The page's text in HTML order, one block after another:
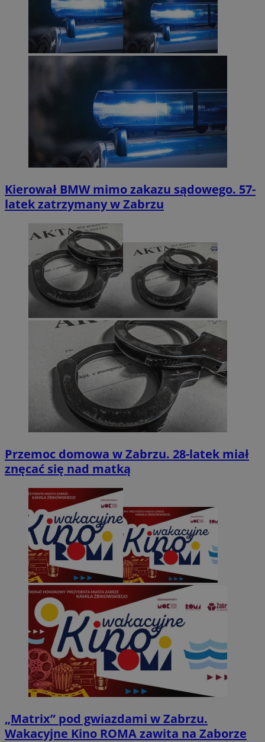
Kierował BMW mimo zakazu sądowego. 57-
latek zatrzymany w Zabrzu
Przemoc domowa w Zabrzu. 28-latek miał
znęcać się nad matką
„Matrix” pod gwiazdami w Zabrzu.
Wakacyjne Kino ROMA zawita na Zaborze